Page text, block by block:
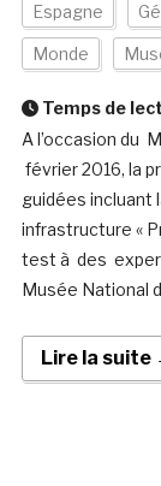
Espagne
Monde
Temps de
A l’occasion du
février 2016, la
guidées incluant
infrastructure «
test à des
Musée National
Lire la suite